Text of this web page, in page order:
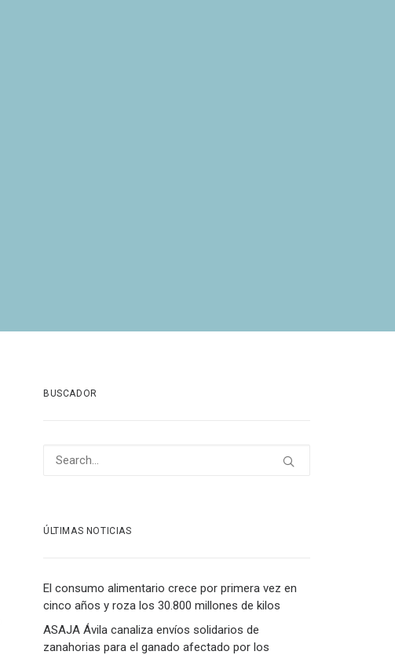
BUSCADOR
ÚLTIMAS NOTICIAS
El consumo alimentario crece por primera vez en
cinco años y roza los 30.800 millones de kilos
ASAJA Ávila canaliza envíos solidarios de
zanahorias para el ganado afectado por los